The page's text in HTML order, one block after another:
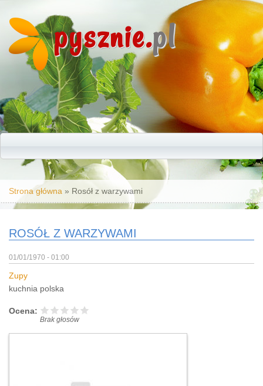
pysznie.pl
Jesteś tutaj
Strona główna » Rosół z warzywami
ROSÓŁ Z WARZYWAMI
01/01/1970 - 01:00
Zupy
kuchnia polska
Ocena:
Brak głosów